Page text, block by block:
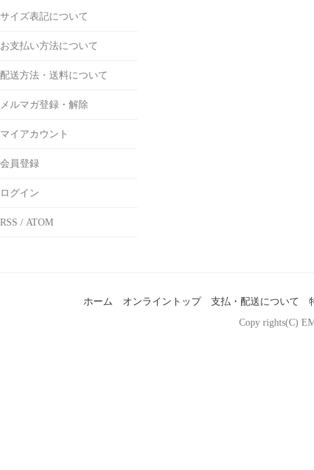
サイズ表記について
お支払い方法について
配送方法・送料について
メルマガ登録・解除
マイアカウント
会員登録
ログイン
RSS / ATOM
ホーム オンライントップ 支払・配送について
Copy rights(C)